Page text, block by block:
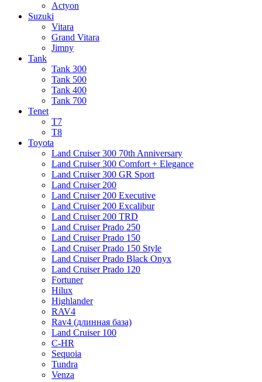
Actyon
Suzuki
Vitara
Grand Vitara
Jimny
Tank
Tank 300
Tank 500
Tank 400
Tank 700
Tenet
T7
T8
Toyota
Land Cruiser 300 70th Anniversary
Land Cruiser 300 Comfort + Elegance
Land Cruiser 300 GR Sport
Land Cruiser 200
Land Cruiser 200 Executive
Land Cruiser 200 Excalibur
Land Cruiser 200 TRD
Land Cruiser Prado 250
Land Cruiser Prado 150
Land Cruiser Prado 150 Style
Land Cruiser Prado Black Onyx
Land Cruiser Prado 120
Fortuner
Hilux
Highlander
RAV4
Rav4 (длинная база)
Land Cruiser 100
C-HR
Sequoia
Tundra
Venza